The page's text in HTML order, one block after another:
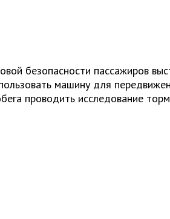
безопасности пассажиров
машину для
проводить исследование